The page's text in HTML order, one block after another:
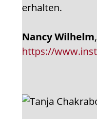
erhalten.
Nancy Wilhelm
https://